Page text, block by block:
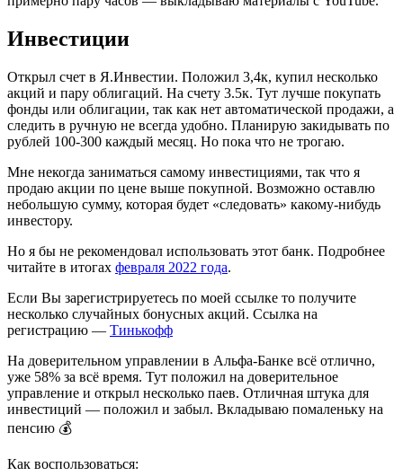
Инвестиции
Открыл счет в Я.Инвестии. Положил 3,4к, купил несколько
акций и пару облигаций. На счету 3.5к. Тут лучше покупать
фонды или облигации, так как нет автоматической продажи, а
следить в ручную не всегда удобно. Планирую закидывать по
рублей 100-300 каждый месяц. Но пока что не трогаю.
Мне некогда заниматься самому инвестициями, так что я
продаю акции по цене выше покупной. Возможно оставлю
небольшую сумму, которая будет «следовать» какому-нибудь
инвестору.
Но я бы не рекомендовал использовать этот банк. Подробнее
читайте в итогах февраля 2022 года.
Если Вы зарегистрируетесь по моей ссылке то получите
несколько случайных бонусных акций. Ссылка на
регистрацию — Тинькофф
На доверительном управлении в Альфа-Банке всё отлично,
уже 58% за всё время. Тут положил на доверительное
управление и открыл несколько паев. Отличная штука для
инвестиций — положил и забыл. Вкладываю помаленьку на
пенсию 💰
Как воспользоваться: